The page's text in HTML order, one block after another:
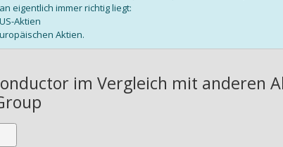
eigentlich immer richtig liegt:
Aktien
Aktien.
im Vergleich mit anderen